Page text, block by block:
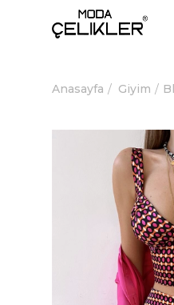
Anasayfa Giyim